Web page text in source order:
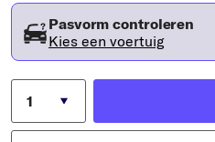
Pasvorm controleren
Kies een voertuig